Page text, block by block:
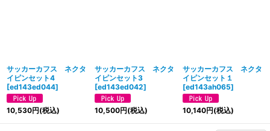
サッカーカフス ネクタ
イピンセット4
[ed143ed044]
10,530円(税込)
サッカーカフス ネクタ
イピンセット3
[ed143ed042]
10,500円(税込)
サッカーカフス ネクタ
イピンセット１
[ed143ah065]
10,140円(税込)